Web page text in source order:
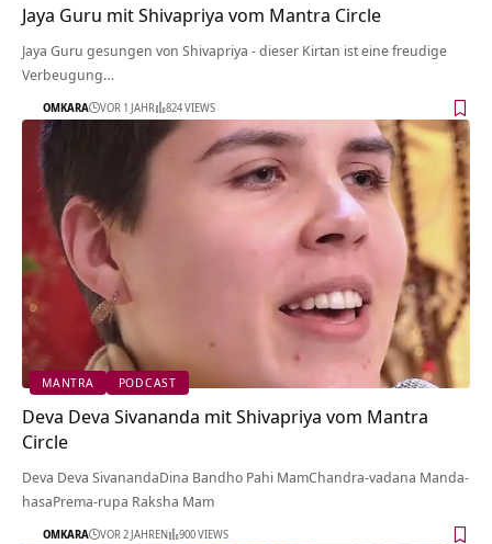
Jaya Guru mit Shivapriya vom Mantra Circle
Jaya Guru gesungen von Shivapriya - dieser Kirtan ist eine freudige
Verbeugung…
OMKARA VOR 1 JAHR 824 VIEWS
MANTRA PODCAST
Deva Deva Sivananda mit Shivapriya vom Mantra
Circle
Deva Deva SivanandaDina Bandho Pahi MamChandra-vadana Manda-
hasaPrema-rupa Raksha Mam
OMKARA VOR 2 JAHREN 900 VIEWS